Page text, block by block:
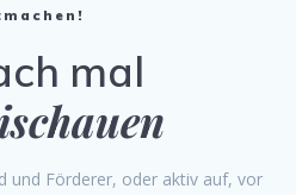
mal
und Förderer, oder aktiv auf, vor